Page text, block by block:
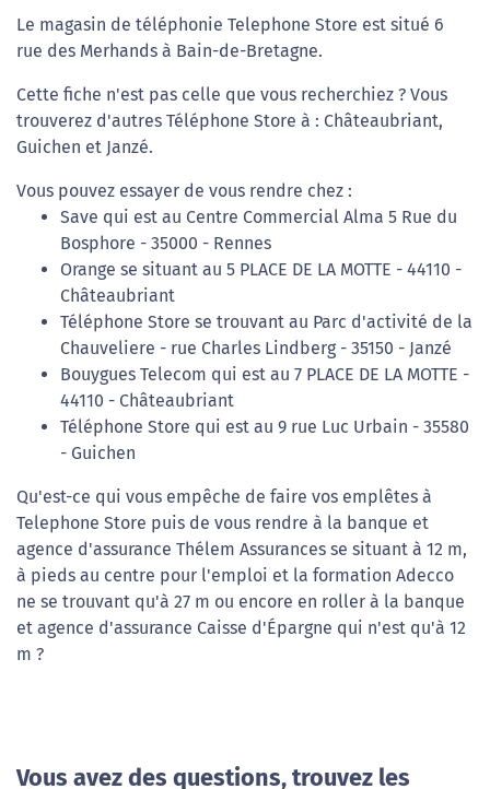
Le magasin de téléphonie Telephone Store est situé 6
rue des Merhands à Bain-de-Bretagne.
Cette fiche n'est pas celle que vous recherchiez ? Vous
trouverez d'autres Téléphone Store à : Châteaubriant,
Guichen et Janzé.
Vous pouvez essayer de vous rendre chez :
Save qui est au Centre Commercial Alma 5 Rue du
Bosphore - 35000 - Rennes
Orange se situant au 5 PLACE DE LA MOTTE - 44110 -
Châteaubriant
Téléphone Store se trouvant au Parc d'activité de la
Chauveliere - rue Charles Lindberg - 35150 - Janzé
Bouygues Telecom qui est au 7 PLACE DE LA MOTTE -
44110 - Châteaubriant
Téléphone Store qui est au 9 rue Luc Urbain - 35580
- Guichen
Qu'est-ce qui vous empêche de faire vos emplêtes à
Telephone Store puis de vous rendre à la banque et
agence d'assurance Thélem Assurances se situant à 12 m,
à pieds au centre pour l'emploi et la formation Adecco
ne se trouvant qu'à 27 m ou encore en roller à la banque
et agence d'assurance Caisse d'Épargne qui n'est qu'à 12
m ?
Vous avez des questions, trouvez les